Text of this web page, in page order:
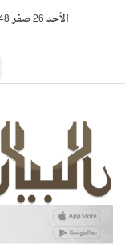
الأحد 26 صفر 1448 هـ